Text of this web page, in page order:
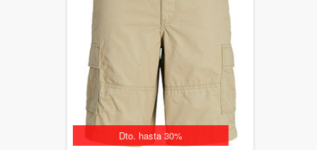
Dto. hasta 30%